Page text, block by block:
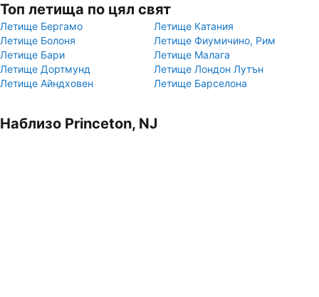
Топ летища по цял свят
Летище Бергамо
Летище Катания
Летище Болоня
Летище Фиумичино, Рим
Летище Бари
Летище Малага
Летище Дортмунд
Летище Лондон Лутън
Летище Айндховен
Летище Барселона
Наблизо Princeton, NJ